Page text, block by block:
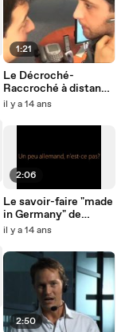
1:21
Le Décroché-
Raccroché à distance
de Plantronics
il y a 14 ans
2:06
Le savoir-faire "made
in Germany" de
GIGASET
il y a 14 ans
2:50